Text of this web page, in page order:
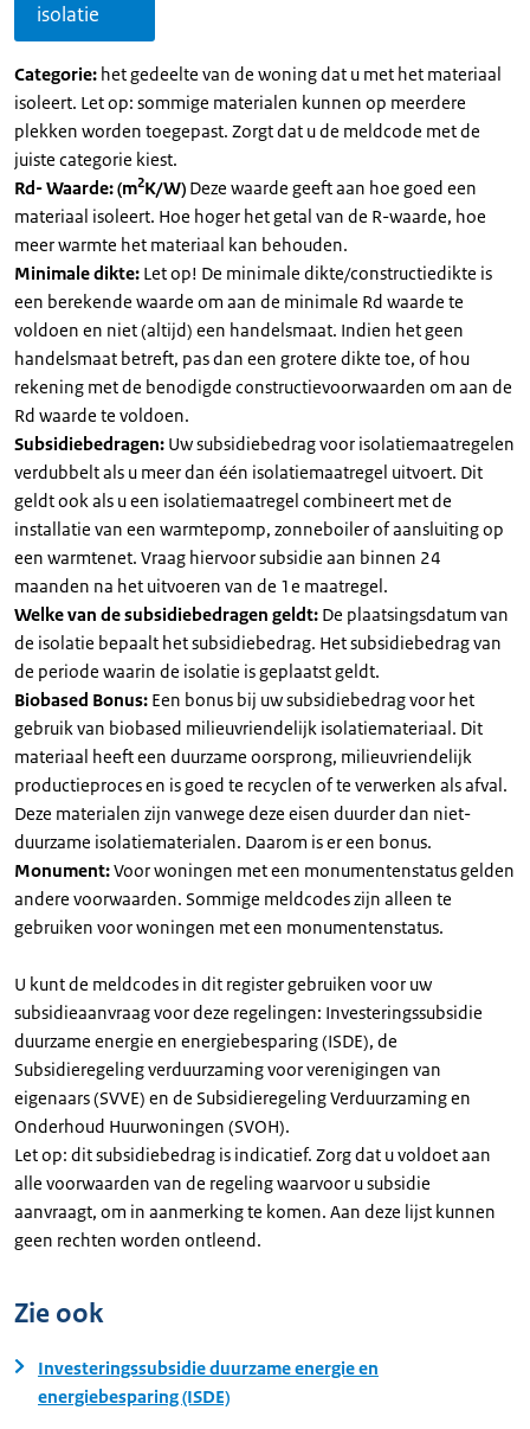
isolatie
Categorie: het gedeelte van de woning dat u met het materiaal
isoleert. Let op: sommige materialen kunnen op meerdere
plekken worden toegepast. Zorgt dat u de meldcode met de
juiste categorie kiest.
Rd- Waarde: (m2K/W) Deze waarde geeft aan hoe goed een
materiaal isoleert. Hoe hoger het getal van de R-waarde, hoe
meer warmte het materiaal kan behouden.
Minimale dikte: Let op! De minimale dikte/constructiedikte is
een berekende waarde om aan de minimale Rd waarde te
voldoen en niet (altijd) een handelsmaat. Indien het geen
handelsmaat betreft, pas dan een grotere dikte toe, of hou
rekening met de benodigde constructievoorwaarden om aan de
Rd waarde te voldoen.
Subsidiebedragen: Uw subsidiebedrag voor isolatiemaatregelen
verdubbelt als u meer dan één isolatiemaatregel uitvoert. Dit
geldt ook als u een isolatiemaatregel combineert met de
installatie van een warmtepomp, zonneboiler of aansluiting op
een warmtenet. Vraag hiervoor subsidie aan binnen 24
maanden na het uitvoeren van de 1e maatregel.
Welke van de subsidiebedragen geldt: De plaatsingsdatum van
de isolatie bepaalt het subsidiebedrag. Het subsidiebedrag van
de periode waarin de isolatie is geplaatst geldt.
Biobased Bonus: Een bonus bij uw subsidiebedrag voor het
gebruik van biobased milieuvriendelijk isolatiemateriaal. Dit
materiaal heeft een duurzame oorsprong, milieuvriendelijk
productieproces en is goed te recyclen of te verwerken als afval.
Deze materialen zijn vanwege deze eisen duurder dan niet-
duurzame isolatiematerialen. Daarom is er een bonus.
Monument:Voor woningen met een monumentenstatus gelden
andere voorwaarden. Sommige meldcodes zijn alleen te
gebruiken voor woningen met een monumentenstatus.
U kunt de meldcodes in dit register gebruiken voor uw
subsidieaanvraag voor deze regelingen: Investeringssubsidie
duurzame energie en energiebesparing (ISDE), de
Subsidieregeling verduurzaming voor verenigingen van
eigenaars (SVVE) en de Subsidieregeling Verduurzaming en
Onderhoud Huurwoningen (SVOH).
Let op: dit subsidiebedrag is indicatief. Zorg dat u voldoet aan
alle voorwaarden van de regeling waarvoor u subsidie
aanvraagt, om in aanmerking te komen. Aan deze lijst kunnen
geen rechten worden ontleend.
Zie ook
Investeringssubsidie duurzame energie en
energiebesparing (ISDE)